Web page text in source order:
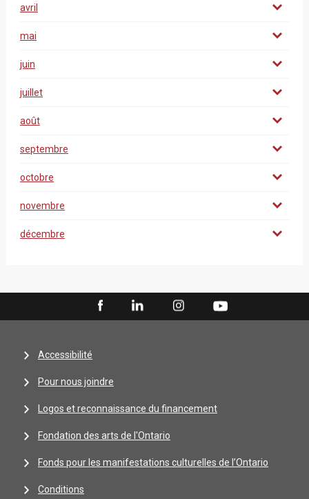
avril
mai
juin
juillet
août
septembre
octobre
novembre
décembre
Accessibilité
Pour nous joindre
Logos et reconnaissance du financement
Fondation des arts de l'Ontario
Fonds pour les manifestations culturelles de l’Ontario
Conditions